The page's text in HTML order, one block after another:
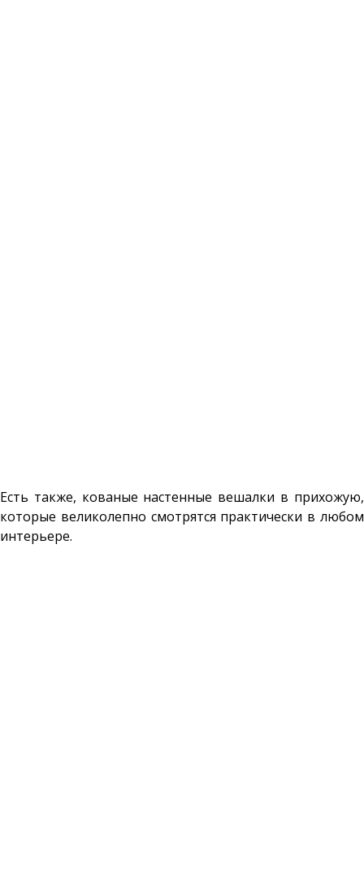
Есть также, кованые настенные вешалки в прихожую,
которые великолепно смотрятся практически в любом
интерьере.